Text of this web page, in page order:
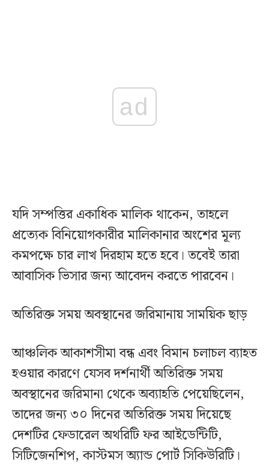
ad
যদি সম্পত্তির একাধিক মালিক থাকেন, তাহলে
প্রত্যেক বিনিয়োগকারীর মালিকানার অংশের মূল্য
কমপক্ষে চার লাখ দিরহাম হতে হবে। তবেই তারা
আবাসিক ভিসার জন্য আবেদন করতে পারবেন।
অতিরিক্ত সময় অবস্থানের জরিমানায় সাময়িক ছাড়
আঞ্চলিক আকাশসীমা বন্ধ এবং বিমান চলাচল ব্যাহত
হওয়ার কারণে যেসব দর্শনার্থী অতিরিক্ত সময়
অবস্থানের জরিমানা থেকে অব্যাহতি পেয়েছিলেন,
তাদের জন্য ৩০ দিনের অতিরিক্ত সময় দিয়েছে
দেশটির ফেডারেল অথরিটি ফর আইডেন্টিটি,
সিটিজেনশিপ, কাস্টমস অ্যান্ড পোর্ট সিকিউরিটি।